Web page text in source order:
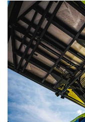
页
独
家
资
讯